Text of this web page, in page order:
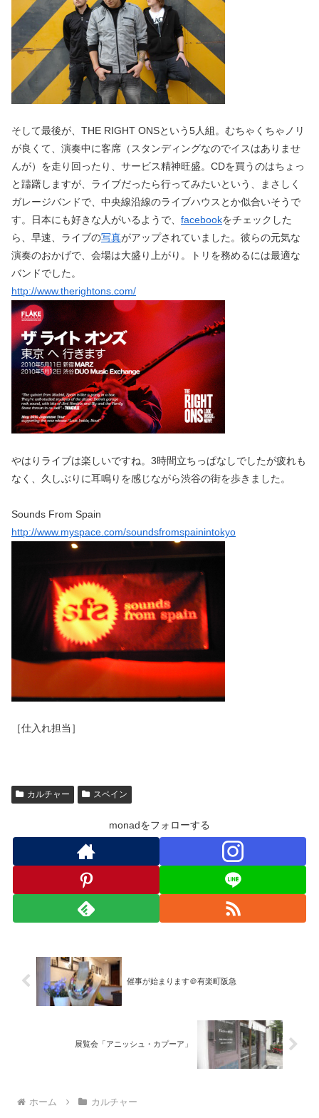
そして最後が、THE RIGHT ONSという5人組。むちゃくちゃノリ
が良くて、演奏中に客席（スタンディングなのでイスはありませ
んが）を走り回ったり、サービス精神旺盛。CDを買うのはちょっ
と躊躇しますが、ライブだったら行ってみたいという、まさしく
ガレージバンドで、中央線沿線のライブハウスとか似合いそうで
す。日本にも好きな人がいるようで、 facebookをチェックした
ら、早速、ライブの写真がアップされていました。彼らの元気な
演奏のおかげで、会場は大盛り上がり。トリを務めるには最適な
バンドでした。
http://www.therightons.com/
やはりライブは楽しいですね。3時間立ちっぱなしでしたが疲れも
なく、久しぶりに耳鳴りを感じながら渋谷の街を歩きました。
Sounds From Spain
http://www.myspace.com/soundsfromspainintokyo
［仕入れ担当］
カルチャー スペイン
monadをフォローする
催事が始まります＠有楽町阪急
展覧会「アニッシュ・カプーア」
ホーム カルチャー